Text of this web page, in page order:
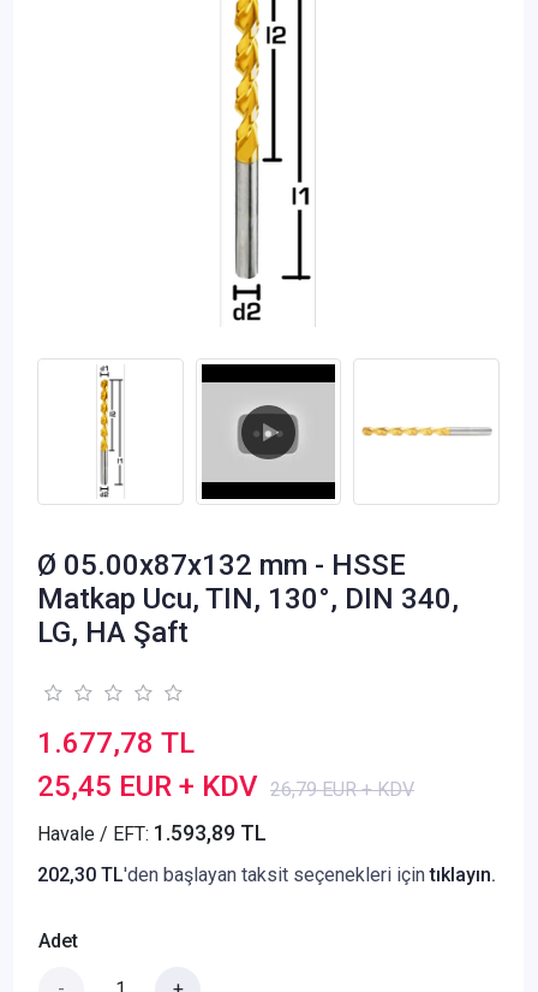
Ø 05.00x87x132 mm - HSSE
Matkap Ucu, TIN, 130°, DIN 340,
LG, HA Şaft
1.677,78 TL
25,45 EUR + KDV 26,79 EUR + KDV
Havale / EFT: 1.593,89 TL
202,30 TL'den başlayan taksit seçenekleri içintıklayın.
Adet